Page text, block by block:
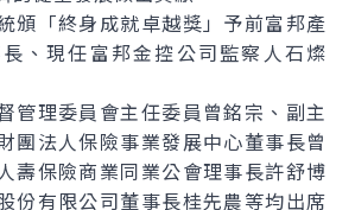
「終身成就卓越獎」予前富邦產
、現任富邦金控公司監察人石燦
理委員會主任委員曾銘宗、副主
團法人保險事業發展中心董事長曾
壽保險商業同業公會理事長許舒博
份有限公司董事長桂先農等均出席